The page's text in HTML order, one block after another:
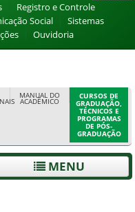
Registro e Controle
Social
Sistemas
Ouvidoria
MANUAL DO
ACADÊMICO
CURSOS DE
GRADUAÇÃO,
TÉCNICOS E
PROGRAMAS
DE PÓS-
GRADUAÇÃO
MENU